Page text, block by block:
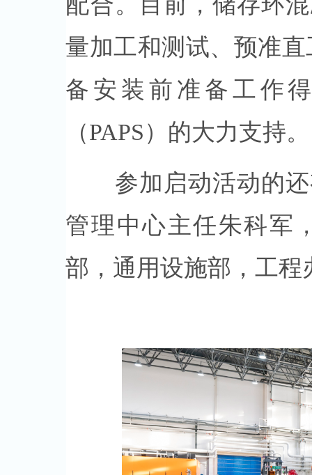
量加工和测试、预准
备安装前准备工作
（PAPS）的大力支持。
参加启动活动的还
管理中心主任朱科军
部，通用设施部，工